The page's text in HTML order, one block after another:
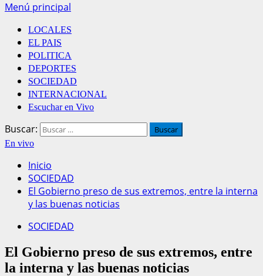
Menú principal
LOCALES
EL PAIS
POLITICA
DEPORTES
SOCIEDAD
INTERNACIONAL
Escuchar en Vivo
Buscar:
En vivo
Inicio
SOCIEDAD
El Gobierno preso de sus extremos, entre la interna
y las buenas noticias
SOCIEDAD
El Gobierno preso de sus extremos, entre
la interna y las buenas noticias